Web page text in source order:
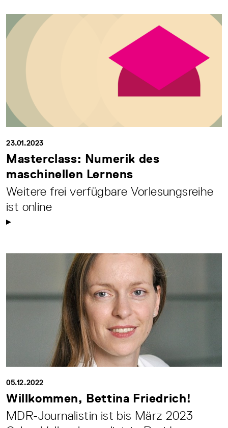
23.01.2023
Masterclass: Numerik des
maschinellen Lernens
Weitere frei verfügbare Vorlesungsreihe
ist online
05.12.2022
Willkommen, Bettina Friedrich!
MDR-Journalistin ist bis März 2023